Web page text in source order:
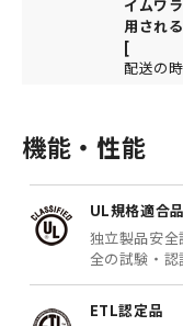
イムワ
用され
[
配送の
機能・性能
UL規格適合品
独立製品安
全の試験・認
ETL認定品